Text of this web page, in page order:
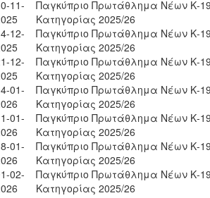
11-
Παγκύπριο Πρωτάθλημα Νέων Κ-
Κατηγορίας 2025/26
12-
Παγκύπριο Πρωτάθλημα Νέων Κ-
Κατηγορίας 2025/26
12-
Παγκύπριο Πρωτάθλημα Νέων Κ-
Κατηγορίας 2025/26
01-
Παγκύπριο Πρωτάθλημα Νέων Κ-
Κατηγορίας 2025/26
01-
Παγκύπριο Πρωτάθλημα Νέων Κ-
Κατηγορίας 2025/26
01-
Παγκύπριο Πρωτάθλημα Νέων Κ-
Κατηγορίας 2025/26
02-
Παγκύπριο Πρωτάθλημα Νέων Κ-
Κατηγορίας 2025/26